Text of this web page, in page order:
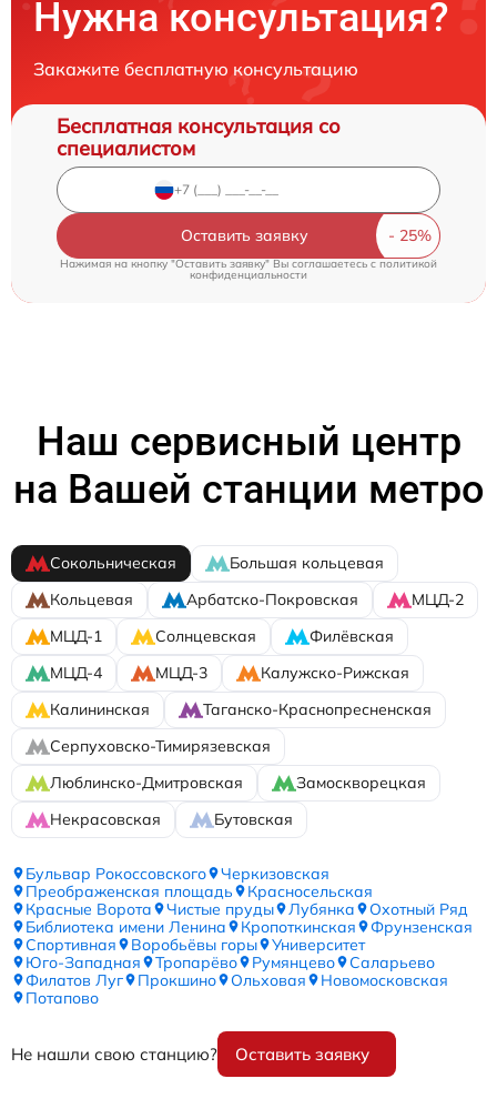
Нужна консультация?
Закажите бесплатную консультацию
Бесплатная консультация со
специалистом
Оставить заявку
Нажимая на кнопку "Оставить заявку" Вы соглашаетесь cполитикой
конфиденциальности
Наш сервисный центр
на Вашей станции метро
Сокольническая
Большая кольцевая
Кольцевая
Арбатско-Покровская
МЦД-2
МЦД-1
Солнцевская
Филёвская
МЦД-4
МЦД-3
Калужско-Рижская
Калининская
Таганско-Краснопресненская
Серпуховско-Тимирязевская
Люблинско-Дмитровская
Замоскворецкая
Некрасовская
Бутовская
Бульвар Рокоссовского
Черкизовская
Преображенская площадь
Красносельская
Красные Ворота
Чистые пруды Лубянка
Охотный Ряд
Библиотека имени Ленина
Кропоткинская
Фрунзенская
Спортивная
Воробьёвы горы
Университет
Юго-Западная
Тропарёво Румянцево
Саларьево
Филатов Луг
Прокшино Ольховая
Новомосковская
Потапово
Не нашли свою станцию? Оставить заявку